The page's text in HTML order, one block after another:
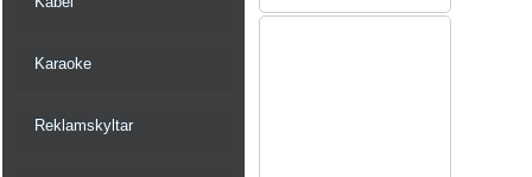
Karaoke
Reklamskyltar